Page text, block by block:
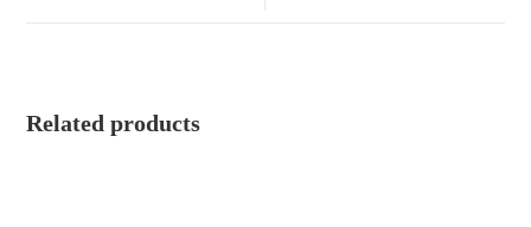
Related products